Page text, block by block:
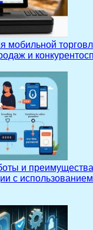
мобильной
и
и
с